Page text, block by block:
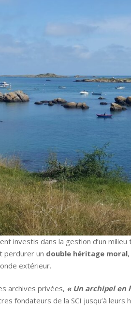
investis dans la gestion d’un
perdurer un double héritage moral
extérieur.
archives privées, « Un archipel en
fondateurs de la SCI jusqu’à leurs